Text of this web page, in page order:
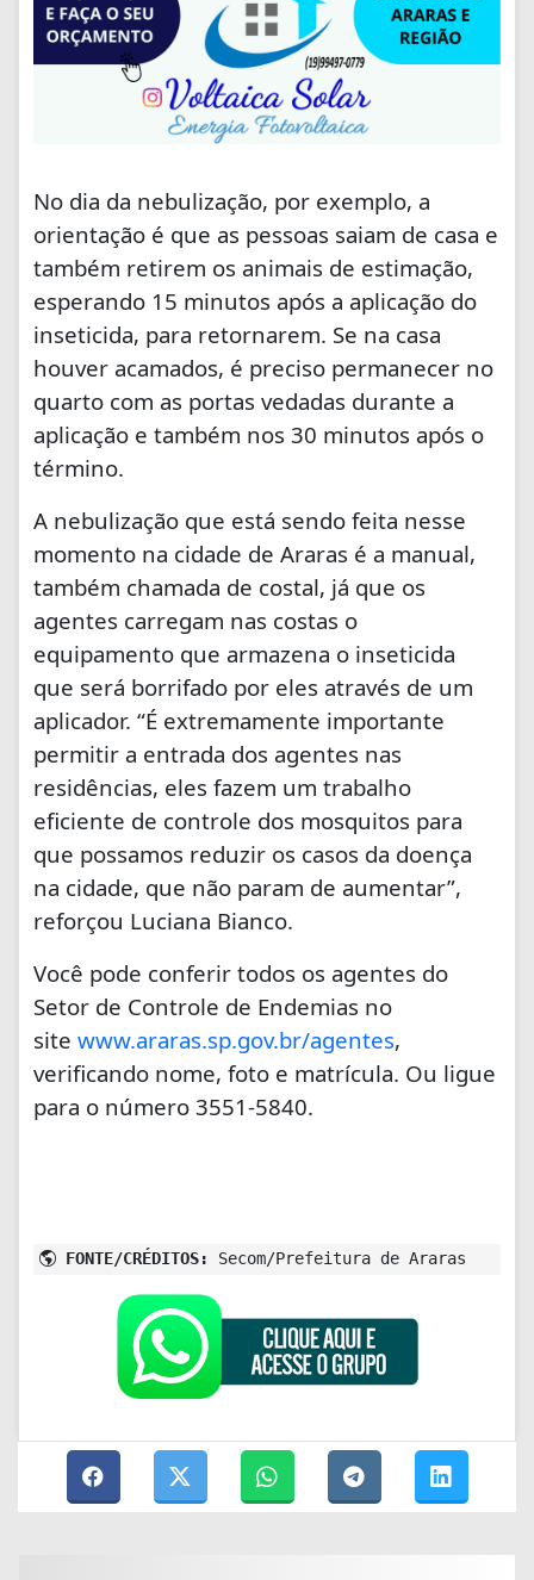
No dia da nebulização, por exemplo, a
orientação é que as pessoas saiam de casa e
também retirem os animais de estimação,
esperando 15 minutos após a aplicação do
inseticida, para retornarem. Se na casa
houver acamados, é preciso permanecer no
quarto com as portas vedadas durante a
aplicação e também nos 30 minutos após o
término.
A nebulização que está sendo feita nesse
momento na cidade de Araras é a manual,
também chamada de costal, já que os
agentes carregam nas costas o
equipamento que armazena o inseticida
que será borrifado por eles através de um
aplicador. “É extremamente importante
permitir a entrada dos agentes nas
residências, eles fazem um trabalho
eficiente de controle dos mosquitos para
que possamos reduzir os casos da doença
na cidade, que não param de aumentar”,
reforçou Luciana Bianco.
Você pode conferir todos os agentes do
Setor de Controle de Endemias no
site www.araras.sp.gov.br/agentes,
verificando nome, foto e matrícula. Ou ligue
para o número 3551-5840.
FONTE/CRÉDITOS: Secom/Prefeitura de Araras